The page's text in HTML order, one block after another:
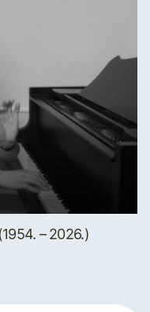
– 2026.)